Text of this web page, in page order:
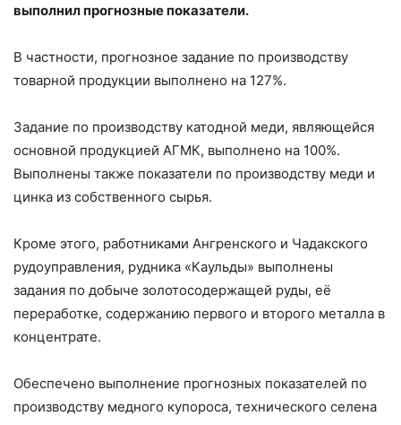
выполнил прогнозные показатели.
В частности, прогнозное задание по производству
товарной продукции выполнено на 127%.
Задание по производству катодной меди, являющейся
основной продукцией АГМК, выполнено на 100%.
Выполнены также показатели по производству меди и
цинка из собственного сырья.
Кроме этого, работниками Ангренского и Чадакского
рудоуправления, рудника «Каульды» выполнены
задания по добыче золотосодержащей руды, её
переработке, содержанию первого и второго металла в
концентрате.
Обеспечено выполнение прогнозных показателей по
производству медного купороса, технического селена